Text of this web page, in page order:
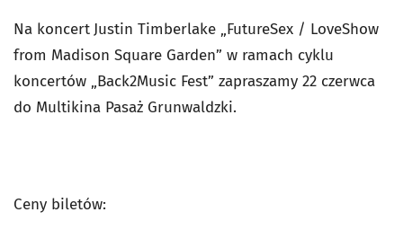
Na koncert Justin Timberlake „FutureSex / LoveShow
from Madison Square Garden” w ramach cyklu
koncertów „Back2Music Fest” zapraszamy 22 czerwca
do Multikina Pasaż Grunwaldzki.
Ceny biletów: